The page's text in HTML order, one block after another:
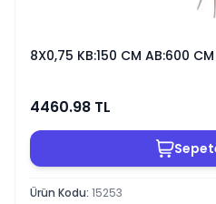
8X0,75 KB:150 CM AB:600
4460.98 TL
Ürün Kodu: 15253